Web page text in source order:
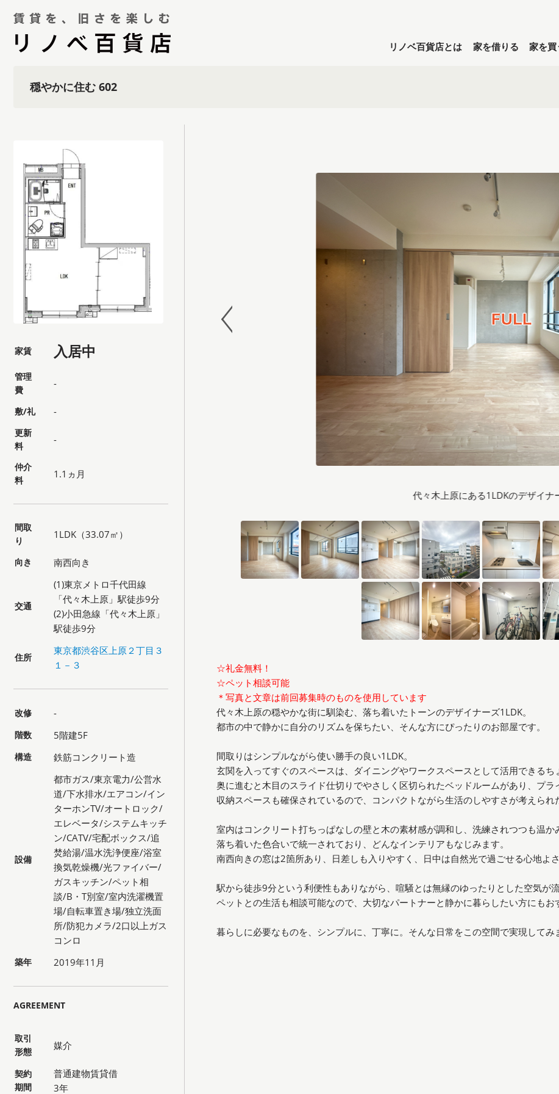
リノベ百貨店とは 家を借りる 家を買
穏やかに住む 602
家賃 入居中
管理
費
-
敷/礼 -
更新
料
-
仲介
料
1.1ヵ月
間取
り
1LDK（33.07㎡）
向き 南西向き
交通
(1)東京メトロ千代田線
「代々木上原」駅徒歩9分
(2)小田急線「代々木上原」
駅徒歩9分
住所
東京都渋谷区上原２丁目３
１－３
改修 -
階数 5階建5F
構造 鉄筋コンクリート造
設備
都市ガス/東京電力/公営水
道/下水排水/エアコン/イン
ターホンTV/オートロック/
エレベータ/システムキッチ
ン/CATV/宅配ボックス/追
焚給湯/温水洗浄便座/浴室
換気乾燥機/光ファイバー/
ガスキッチン/ペット相
談/B・T別室/室内洗濯機置
場/自転車置き場/独立洗面
所/防犯カメラ/2口以上ガス
コンロ
築年 2019年11月
AGREEMENT
取引
形態
媒介
契約
期間
普通建物賃貸借
3年
代々木上原にある1LDKのデザイナ
☆礼金無料！
☆ペット相談可能
＊写真と文章は前回募集時のものを使用しています
代々木上原の穏やかな街に馴染む、落ち着いたトーンのデザイナーズ1LDK。
都市の中で静かに自分のリズムを保ちたい、そんな方にぴったりのお部屋です。
間取りはシンプルながら使い勝手の良い1LDK。
玄関を入ってすぐのスペースは、ダイニングやワークスペースとして活用できるち
奥に進むと木目のスライド仕切りでやさしく区切られたベッドルームがあり、プラ
収納スペースも確保されているので、コンパクトながら生活のしやすさが考えられ
室内はコンクリート打ちっぱなしの壁と木の素材感が調和し、洗練されつつも温か
落ち着いた色合いで統一されており、どんなインテリアもなじみます。
南西向きの窓は2箇所あり、日差しも入りやすく、日中は自然光で過ごせる心地よさ
駅から徒歩9分という利便性もありながら、喧騒とは無縁のゆったりとした空気が
ペットとの生活も相談可能なので、大切なパートナーと静かに暮らしたい方にもお
暮らしに必要なものを、シンプルに、丁寧に。そんな日常をこの空間で実現してみ